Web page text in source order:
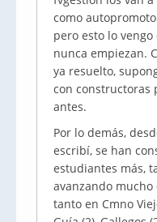
como
pero esto lo
nunca empiezan.
ya resuelto,
con constructoras
antes.
Por lo demás,
escribí, se han
estudiantes más,
avanzando
tanto en Cmno